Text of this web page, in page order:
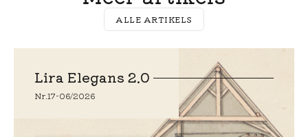
ALLE ARTIKELS
Lira Elegans 2.0
Nr.17-06/2026